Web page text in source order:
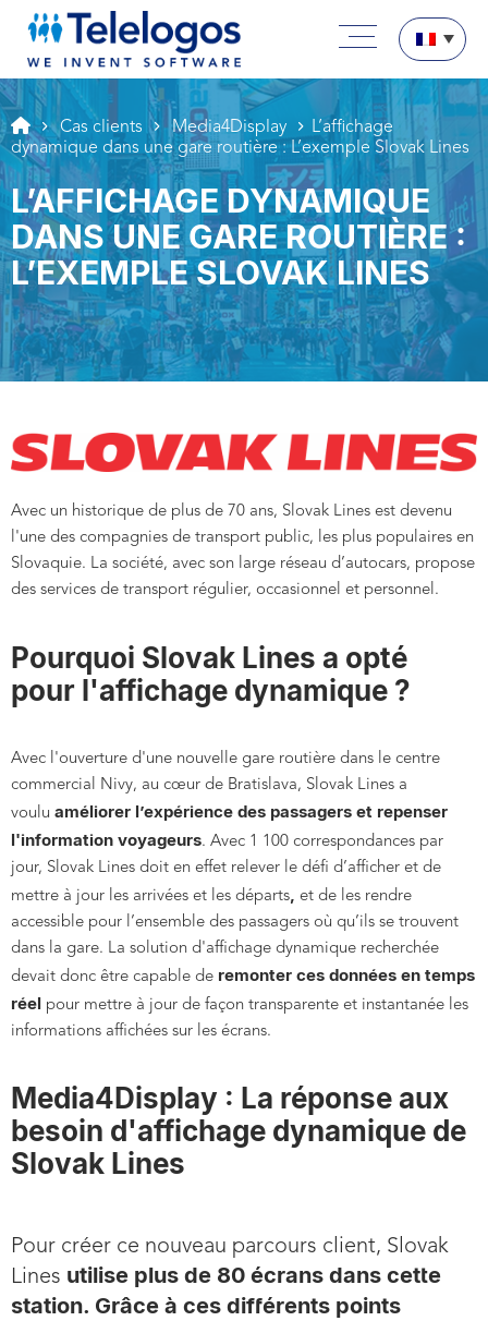
Aller au texte
Aller au menu
Passer au contenu
Menu principal
Cas clients Media4Display
L’affichage
dynamique dans une gare routière : L’exemple Slovak Lines
L’AFFICHAGE DYNAMIQUE
DANS UNE GARE ROUTIÈRE :
L’EXEMPLE SLOVAK LINES
Avec un historique de plus de 70 ans, Slovak Lines est devenu
l'une des compagnies de transport public, les plus populaires en
Slovaquie. La société, avec son large réseau d’autocars, propose
des services de transport régulier, occasionnel et personnel.
Pourquoi Slovak Lines a opté
pour l'affichage dynamique ?
Avec l'ouverture d'une nouvelle gare routière dans le centre
commercial Nivy, au cœur de Bratislava, Slovak Lines a
voulu améliorer l’expérience des passagers et repenser
l'information voyageurs. Avec 1 100 correspondances par
jour, Slovak Lines doit en effet relever le défi d’afficher et de
mettre à jour les arrivées et les départs et de les rendre
accessible pour l’ensemble des passagers où qu’ils se trouvent
dans la gare. La solution d'affichage dynamique recherchée
devait donc être capable de remonter ces données en temps
réel pour mettre à jour de façon transparente et instantanée les
informations affichées sur les écrans.
Media4Display : La réponse aux
besoin d'affichage dynamique de
Slovak Lines
Pour créer ce nouveau parcours client, Slovak
Lines utilise plus de 80 écrans dans cette
station. Grâce à ces différents points